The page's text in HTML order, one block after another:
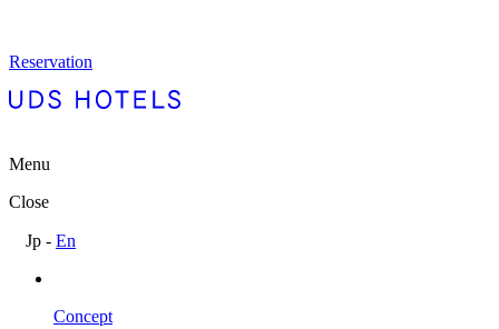
Reservation
Menu
Close
Jp - En
Concept